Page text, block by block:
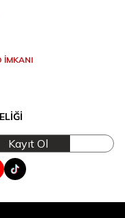
İMKANI
Kayıt Ol
Tik Tok